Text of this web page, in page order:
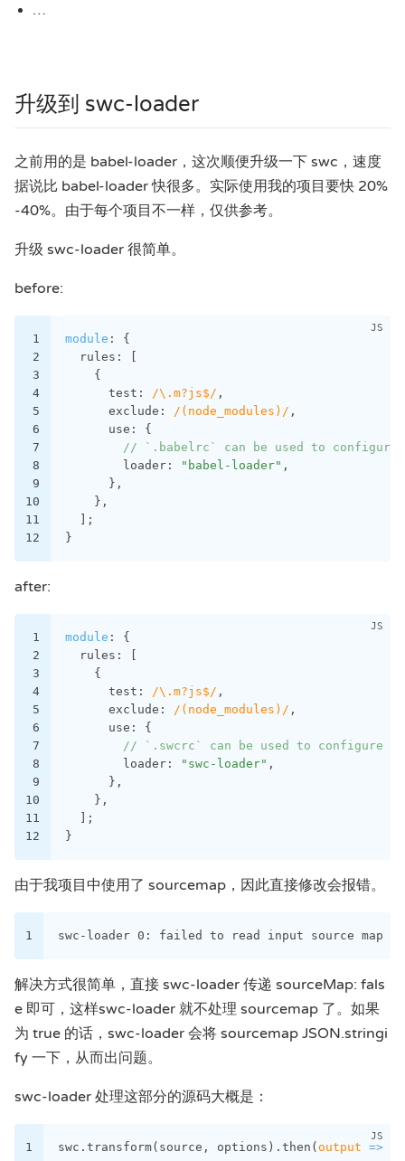
…
升级到 swc-loader
之前用的是 babel-loader，这次顺便升级一下 swc，速度
据说比 babel-loader 快很多。实际使用我的项目要快 20%
-40%。由于每个项目不一样，仅供参考。
升级 swc-loader 很简单。
before:
1
2
3
4
5
6
7
8
9
10
11
12
module : {
  rules: [
    {
      test:
/\.m?js$/ ,
      exclude:
/(node_modules)/ ,
      use: {
// `.babelrc` can be used to configure
        loader:
"babel-loader" ,
      },
    },
  ];
}
after:
1
2
3
4
5
6
7
8
9
10
11
12
module : {
  rules: [
    {
      test:
/\.m?js$/ ,
      exclude:
/(node_modules)/ ,
      use: {
// `.swcrc` can be used to configure
        loader:
"swc-loader" ,
      },
    },
  ];
}
由于我项目中使用了 sourcemap，因此直接修改会报错。
1 swc-loader 0: failed to read input source map
解决方式很简单，直接 swc-loader 传递 sourceMap: fals
e 即可，这样swc-loader 就不处理 sourcemap 了。如果
为 true 的话，swc-loader 会将 sourcemap JSON.stringi
fy 一下，从而出问题。
swc-loader 处理这部分的源码大概是：
1 swc.transform(source, options).then( output =>